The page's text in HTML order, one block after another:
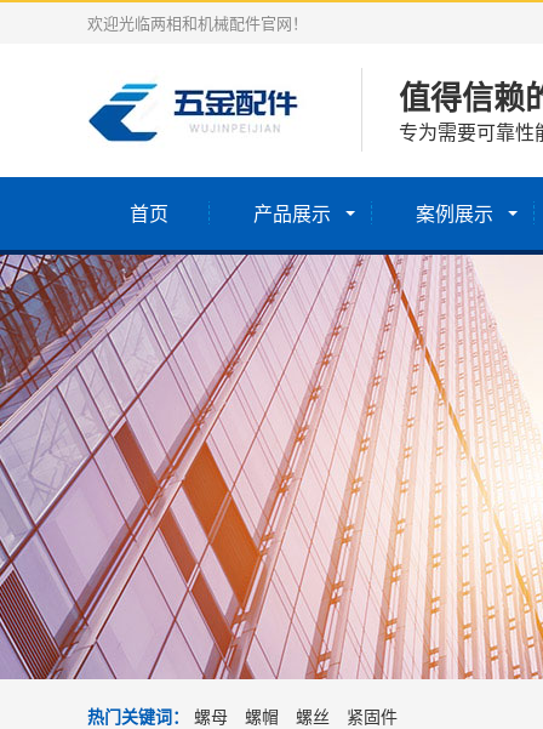
欢迎光临两相和机械配件官网！
值得信赖
专为需要可靠性
首页 产品展示 案例展示
热门关键词： 螺母 螺帽 螺丝 紧固件